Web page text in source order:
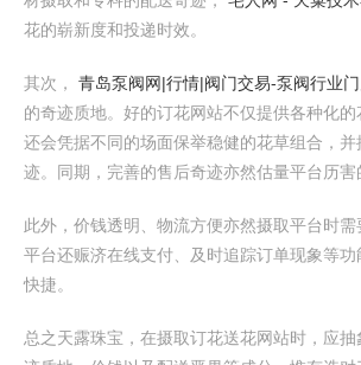
花的崭新度和投递时效。
其次， 青岛泵阀网|行情|阀门交易-泵阀行业
的奇迹质地。好的订花网站不仅提供各种化的
还会凭据不同的场面保举稳健的花草组合，
迹。同期，完善的售后奇迹亦然估量平台历害
此外，价钱透明、物流方便亦然摄取平台时
平台还赈济在线支付、及时追踪订单现象等
快捷。
总之天露珠宝，在摄取订花送花网站时，应